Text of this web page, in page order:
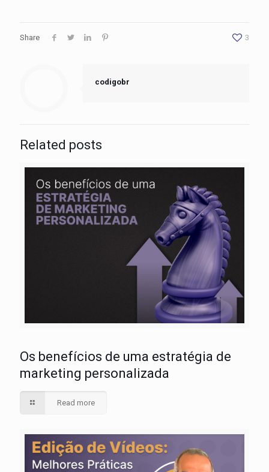
Share 3
codigobr
Related posts
Os benefícios de uma estratégia de
marketing personalizada
Read more